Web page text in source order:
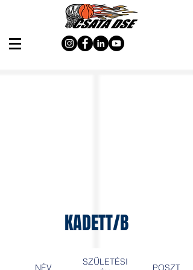
KADETT/B
NÉV
SZÜLETÉSI
POSZT